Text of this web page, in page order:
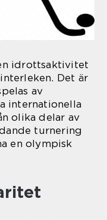
idrottsaktivitet
Det är
av
internationella
olika delar av
turnering
en olympisk